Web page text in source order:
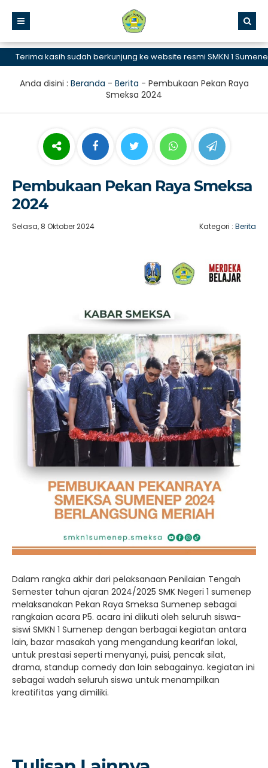
kasih sudah berkunjung ke website resmi SMKN 1 Sumenep,
Anda disini : Beranda - Berita - Pembukaan Pekan Raya
Smeksa 2024
Pembukaan Pekan Raya Smeksa
2024
Selasa, 8 Oktober 2024 Kategori : Berita
Dalam rangka akhir dari pelaksanaan Penilaian Tengah
Semester tahun ajaran 2024/2025 SMK Negeri 1 sumenep
melaksanakan Pekan Raya Smeksa Sumenep sebagai
rangkaian acara P5. acara ini diikuti oleh seluruh siswa-
siswi SMKN 1 Sumenep dengan berbagai kegiatan antara
lain, bazar masakah yang mengandung kearifan lokal,
untuk prestasi seperti menyanyi, puisi, pencak silat,
drama, standup comedy dan lain sebagainya. kegiatan ini
sebagai wadah seluruh siswa untuk menampilkan
kreatifitas yang dimiliki.